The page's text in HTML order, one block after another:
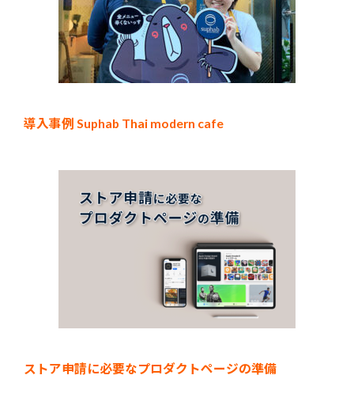
導入事例 Suphab Thai modern cafe
ストア申請に必要なプロダクトページの準備